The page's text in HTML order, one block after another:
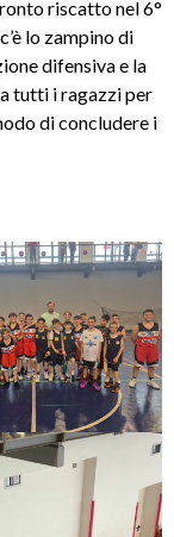
riscatto nel 6°
lo zampino di
difensiva e la
tutti i ragazzi per
di concludere i